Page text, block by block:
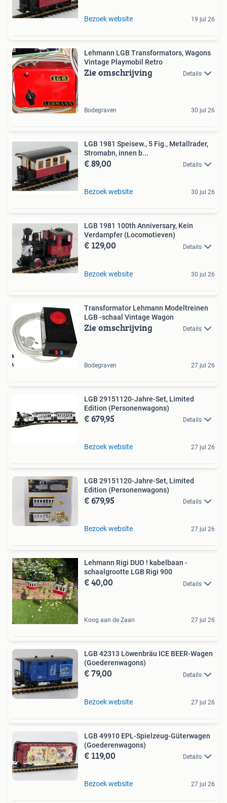
Bezoek website 19 jul 26
Lehmann LGB Transformators, Wagons
Vintage Playmobil Retro
Zie omschrijving Details
Bodegraven 30 jul 26
LGB 1981 Speisew., 5 Fig., Metallrader,
Stromabn, innen b...
€ 89,00 Details
Bezoek website 30 jul 26
LGB 1981 100th Anniversary, Kein
Verdampfer (Locomotieven)
€ 129,00 Details
Bezoek website 30 jul 26
Transformator Lehmann Modeltreinen
LGB -schaal Vintage Wagon
Zie omschrijving Details
Bodegraven 27 jul 26
LGB 29151120-Jahre-Set, Limited
Edition (Personenwagons)
€ 679,95 Details
Bezoek website 27 jul 26
LGB 29151120-Jahre-Set, Limited
Edition (Personenwagons)
€ 679,95 Details
Bezoek website 27 jul 26
Lehmann Rigi DUO ! kabelbaan -
schaalgrootte LGB Rigi 900
€ 40,00 Details
Koog aan de Zaan 27 jul 26
LGB 42313 Löwenbräu ICE BEER-Wagen
(Goederenwagons)
€ 79,00 Details
Bezoek website 27 jul 26
LGB 49910 EPL-Spielzeug-Güterwagen
(Goederenwagons)
€ 119,00 Details
Bezoek website 27 jul 26